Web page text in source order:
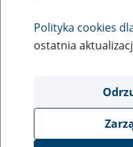
Polityka cookies
ostatnia